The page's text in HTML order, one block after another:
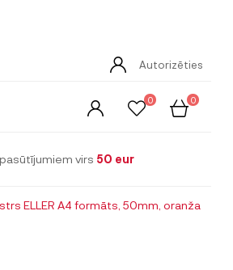
Autorizēties
0 0
virs 50 eur
ELLER A4 formāts, 50mm, oranža